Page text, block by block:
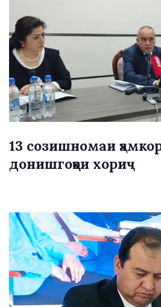
13 созишномаи
донишгоҳҳои хориҷ